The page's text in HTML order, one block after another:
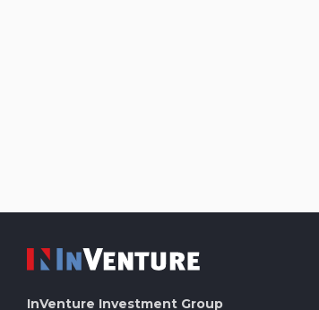
InVenture Investment Group